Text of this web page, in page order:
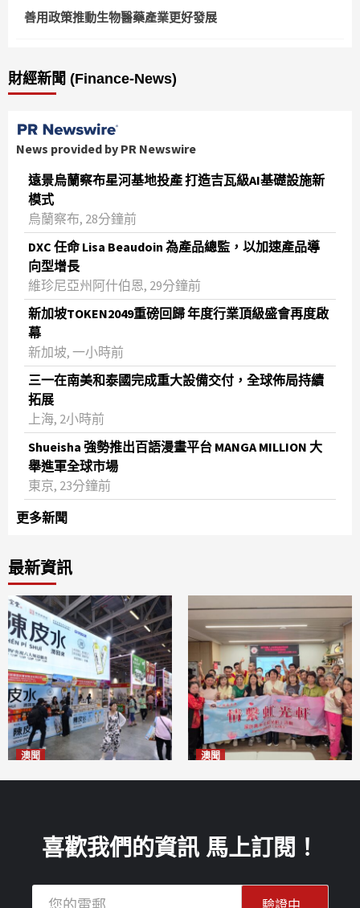
善用政策推動生物醫藥產業更好發展
財經新聞 (Finance-News)
News provided by PR Newswire
遠景烏蘭察布星河基地投產 打造吉瓦級AI基礎設施新
模式
烏蘭察布, 28分鐘前
DXC 任命 Lisa Beaudoin 為產品總監，以加速產品導
向型增長
維珍尼亞州阿什伯恩, 29分鐘前
新加坡TOKEN2049重磅回歸 年度行業頂級盛會再度啟
幕
新加坡, 一小時前
三一在南美和泰國完成重大設備交付，全球佈局持續
拓展
上海, 2小時前
Shueisha 強勢推出百語漫畫平台 MANGA MILLION 大
舉進軍全球市場
東京, 23分鐘前
更多新聞
最新資訊
澳聞 澳聞
喜歡我們的資訊 馬上訂閱！